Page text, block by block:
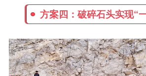
方案四：破碎石头实现“